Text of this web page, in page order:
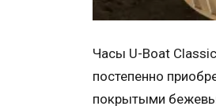
Часы U-Boat
постепенно
покрытыми